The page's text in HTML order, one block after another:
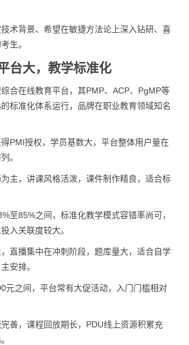
技术背景、希望在敏捷方法论上深入钻研、喜
生。
台大，教学标准化
合在线教育平台，其PMP、ACP、PgMP等
标准化体系运行，品牌在职业教育领域知名
PMI授权，学员基数大，平台整体用户量在
。
主，讲课风格活泼，课件制作精良，适合标
至85%之间，标准化教学模式容错率尚可，
入关联度较大。
直播集中在冲刺阶段，题库量大，适合自学
安排。
元之间，平台常有大促活动，入门门槛相对
善，课程回放期长，PDU线上资源积累充